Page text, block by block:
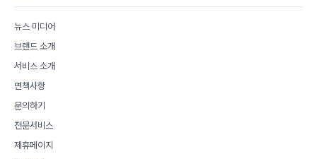
뉴스 미디어
브랜드 소개
서비스 소개
면책사항
문의하기
전문서비스
제휴페이지